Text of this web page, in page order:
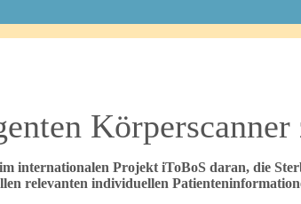
Körperscanner
internationalen Projekt iToBoS daran, die
relevanten individuellen